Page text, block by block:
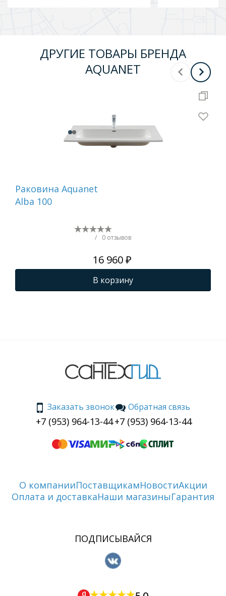
ДРУГИЕ ТОВАРЫ БРЕНДА
AQUANET
Раковина Aquanet
Alba 100
/ 0 отзывов
16 960 ₽
В корзину
Заказать звонок
+7 (953) 964-13-44
Обратная связь
+7 (953) 964-13-44
О компанииПоставщикамНовостиАкции
Оплата и доставкаНаши магазиныГарантия
ПОДПИСЫВАЙСЯ